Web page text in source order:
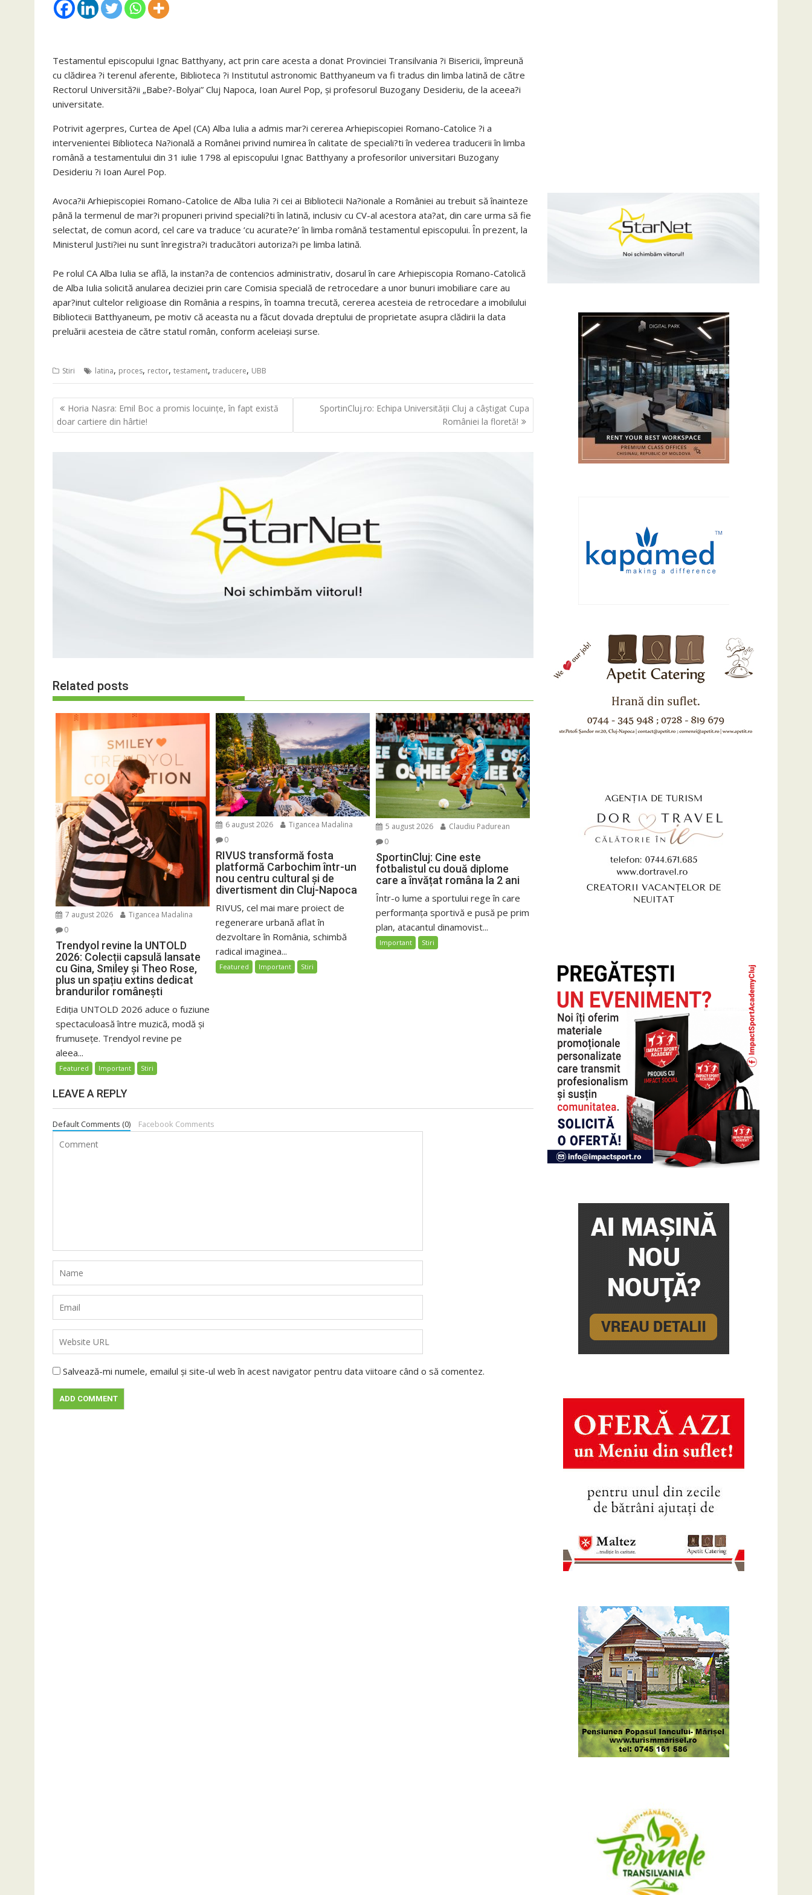
Testamentul episcopului Ignac Batthyany, act prin care acesta a donat Provinciei Transilvania ?i Bisericii, împreună
cu clădirea ?i terenul aferente, Biblioteca ?i Institutul astronomic Batthyaneum va fi tradus din limba latină de către
Rectorul Universită?ii „Babe?-Bolyai” Cluj Napoca, Ioan Aurel Pop, şi profesorul Buzogany Desideriu, de la aceea?i
universitate.
Potrivit agerpres, Curtea de Apel (CA) Alba Iulia a admis mar?i cererea Arhiepiscopiei Romano-Catolice ?i a
intervenientei Biblioteca Na?ională a Românei privind numirea în calitate de speciali?ti în vederea traducerii în limba
română a testamentului din 31 iulie 1798 al episcopului Ignac Batthyany a profesorilor universitari Buzogany
Desideriu ?i Ioan Aurel Pop.
Avoca?ii Arhiepiscopiei Romano-Catolice de Alba Iulia ?i cei ai Bibliotecii Na?ionale a României au trebuit să înainteze
până la termenul de mar?i propuneri privind speciali?ti în latină, inclusiv cu CV-al acestora ata?at, din care urma să fie
selectat, de comun acord, cel care va traduce ‘cu acurate?e’ în limba română testamentul episcopului. În prezent, la
Ministerul Justi?iei nu sunt înregistra?i traducători autoriza?i pe limba latină.
Pe rolul CA Alba Iulia se află, la instan?a de contencios administrativ, dosarul în care Arhiepiscopia Romano-Catolică
de Alba Iulia solicită anularea deciziei prin care Comisia specială de retrocedare a unor bunuri imobiliare care au
apar?inut cultelor religioase din România a respins, în toamna trecută, cererea acesteia de retrocedare a imobilului
Bibliotecii Batthyaneum, pe motiv că aceasta nu a făcut dovada dreptului de proprietate asupra clădirii la data
preluării acesteia de către statul român, conform aceleiaşi surse.
Stiri latina, proces, rector, testament, traducere, UBB
Navigare
în
articole
Horia Nasra: Emil Boc a promis locuinţe, în fapt există
doar cartiere din hârtie!
SportinCluj.ro: Echipa Universităţii Cluj a câştigat Cupa
României la floretă!
Related posts
7 august 2026
Tigancea Madalina
0
Trendyol revine la UNTOLD
2026: Colecții capsulă lansate
cu Gina, Smiley și Theo Rose,
plus un spațiu extins dedicat
brandurilor românești
Ediția UNTOLD 2026 aduce o fuziune
spectaculoasă între muzică, modă și
frumusețe. Trendyol revine pe
aleea...
Featured Important Stiri
6 august 2026
Tigancea Madalina
0
RIVUS transformă fosta
platformă Carbochim într-un
nou centru cultural și de
divertisment din Cluj-Napoca
RIVUS, cel mai mare proiect de
regenerare urbană aflat în
dezvoltare în România, schimbă
radical imaginea...
Featured Important Stiri
5 august 2026
Claudiu Padurean
0
SportinCluj: Cine este
fotbalistul cu două diplome
care a învățat româna la 2 ani
Într-o lume a sportului rege în care
performanța sportivă e pusă pe prim
plan, atacantul dinamovist...
Important Stiri
LEAVE A REPLY
Default Comments (0) Facebook Comments
Salvează-mi numele, emailul și site-ul web în acest navigator pentru data viitoare când o să comentez.